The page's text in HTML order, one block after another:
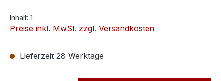
Inhalt: 1
Preise inkl. MwSt. zzgl. Versandkosten
Lieferzeit 28 Werktage